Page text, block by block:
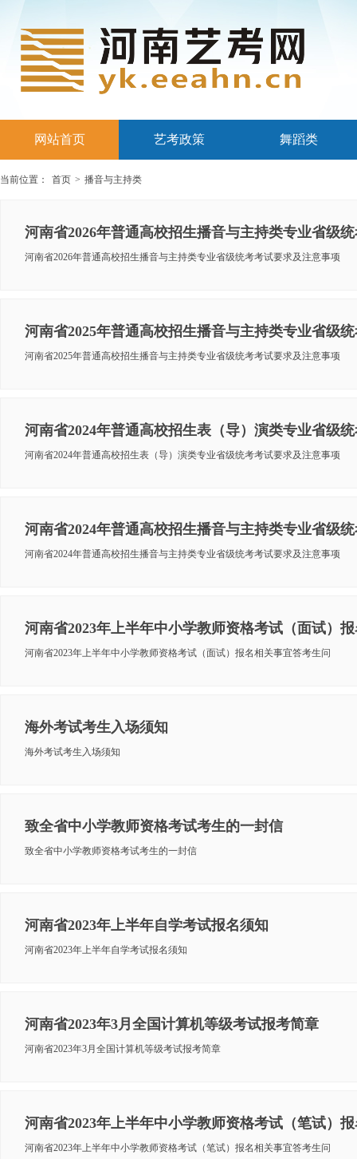
网站首页 艺考政策 舞蹈类
> 播音与主持类
当前位置： 首页
河南省2026年普通高校招生播音与主持类专业省级
河南省2026年普通高校招生播音与主持类专业省级统考考试要求及注意事项
河南省2025年普通高校招生播音与主持类专业省级
河南省2025年普通高校招生播音与主持类专业省级统考考试要求及注意事项
河南省2024年普通高校招生表（导）演类专业省级
河南省2024年普通高校招生表（导）演类专业省级统考考试要求及注意事项
河南省2024年普通高校招生播音与主持类专业省级
河南省2024年普通高校招生播音与主持类专业省级统考考试要求及注意事项
河南省2023年上半年中小学教师资格考试（面试）
河南省2023年上半年中小学教师资格考试（面试）报名相关事宜答考生问
海外考试考生入场须知
海外考试考生入场须知
致全省中小学教师资格考试考生的一封信
致全省中小学教师资格考试考生的一封信
河南省2023年上半年自学考试报名须知
河南省2023年上半年自学考试报名须知
河南省2023年3月全国计算机等级考试报考简章
河南省2023年3月全国计算机等级考试报考简章
河南省2023年上半年中小学教师资格考试（笔试）
河南省2023年上半年中小学教师资格考试（笔试）报名相关事宜答考生问